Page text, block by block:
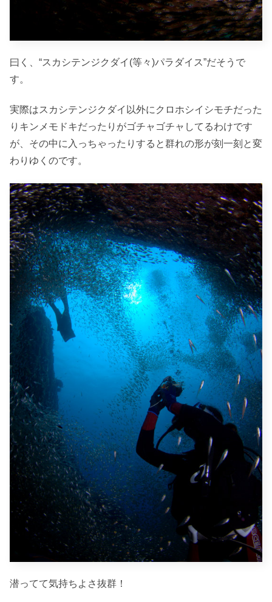
曰く、“スカシテンジクダイ(等々)パラダイス”だそうで
す。
実際はスカシテンジクダイ以外にクロホシイシモチだった
りキンメモドキだったりがゴチャゴチャしてるわけです
が、その中に入っちゃったりすると群れの形が刻一刻と変
わりゆくのです。
潜ってて気持ちよさ抜群！